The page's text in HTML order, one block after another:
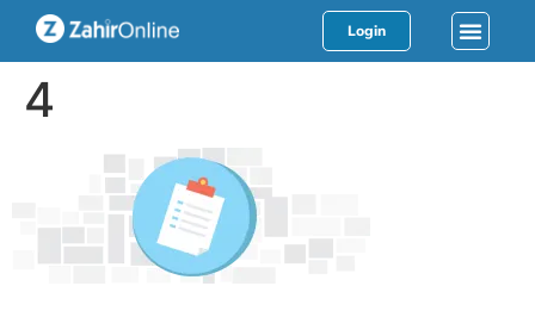
Login
4